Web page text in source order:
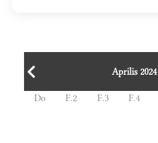
Aprilis 2024
Do F.2 F.3 F.4